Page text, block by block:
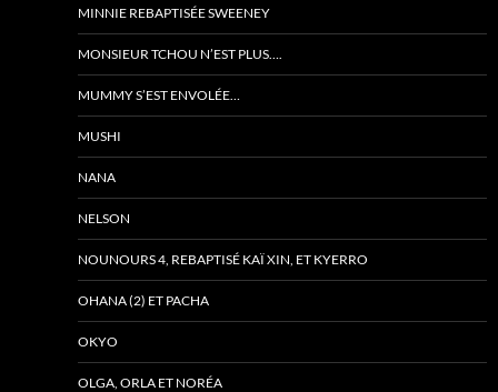
MINNIE REBAPTISÉE SWEENEY
MONSIEUR TCHOU N’EST PLUS….
MUMMY S’EST ENVOLÉE…
MUSHI
NANA
NELSON
NOUNOURS 4, REBAPTISÉ KAÏ XIN, ET KYERRO
OHANA (2) ET PACHA
OKYO
OLGA, ORLA ET NORÉA